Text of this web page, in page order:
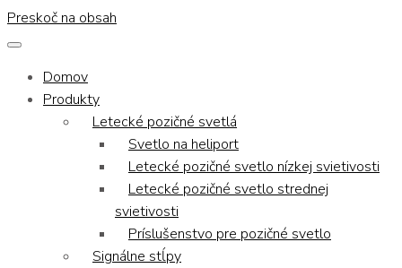
Preskoč na obsah
Domov
Produkty
Letecké pozičné svetlá
Svetlo na heliport
Letecké pozičné svetlo nízkej svietivosti
Letecké pozičné svetlo strednej
svietivosti
Príslušenstvo pre pozičné svetlo
Signálne stĺpy